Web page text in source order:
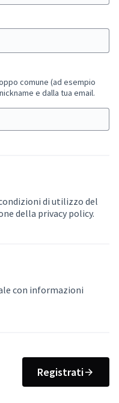
comune (ad esempio
e dalla tua email.
di utilizzo del
della privacy policy.
con informazioni
Registrati